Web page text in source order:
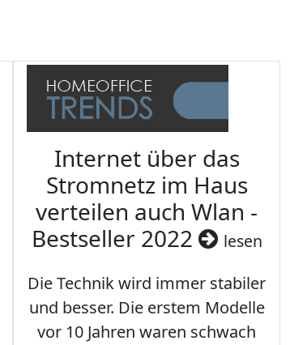
Internet über das
Stromnetz im Haus
verteilen auch Wlan -
Bestseller 2022
lesen
Die Technik wird immer stabiler
und besser. Die erstem Modelle
vor 10 Jahren waren schwach